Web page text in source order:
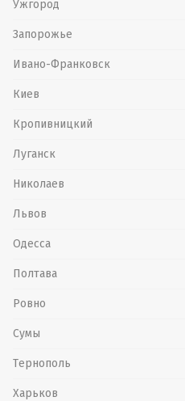
Ужгород
Запорожье
Ивано-Франковск
Киев
Кропивницкий
Луганск
Николаев
Львов
Одесса
Полтава
Ровно
Сумы
Тернополь
Харьков